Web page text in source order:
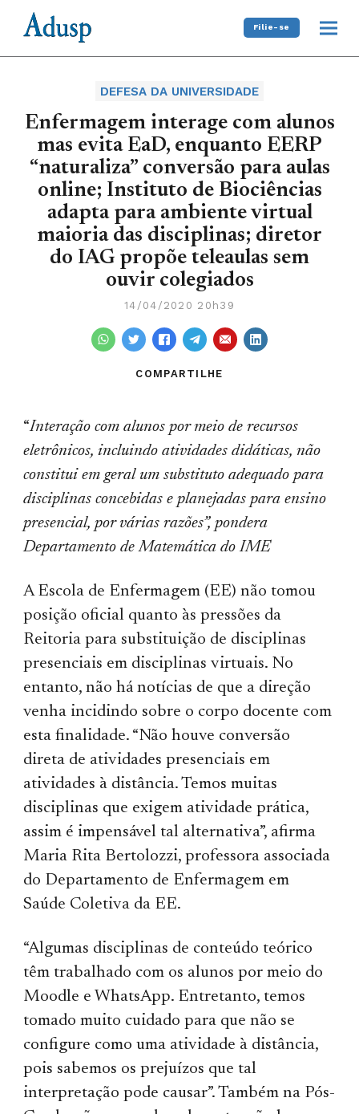
Filie-se
DEFESA DA UNIVERSIDADE
Enfermagem interage com alunos
mas evita EaD, enquanto EERP
“naturaliza” conversão para aulas
online; Instituto de Biociências
adapta para ambiente virtual
maioria das disciplinas; diretor
do IAG propõe teleaulas sem
ouvir colegiados
14/04/2020 20h39
COMPARTILHE
“Interação com alunos por meio de recursos
eletrônicos, incluindo atividades didáticas, não
constitui em geral um substituto adequado para
disciplinas concebidas e planejadas para ensino
presencial, por várias razões”, pondera
Departamento de Matemática do IME
A Escola de Enfermagem (EE) não tomou
posição oficial quanto às pressões da
Reitoria para substituição de disciplinas
presenciais em disciplinas virtuais. No
entanto, não há notícias de que a direção
venha incidindo sobre o corpo docente com
esta finalidade. “Não houve conversão
direta de atividades presenciais em
atividades à distância. Temos muitas
disciplinas que exigem atividade prática,
assim é impensável tal alternativa”, afirma
Maria Rita Bertolozzi, professora associada
do Departamento de Enfermagem em
Saúde Coletiva da EE.
“Algumas disciplinas de conteúdo teórico
têm trabalhado com os alunos por meio do
Moodle e WhatsApp. Entretanto, temos
tomado muito cuidado para que não se
configure como uma atividade à distância,
pois sabemos os prejuízos que tal
interpretação pode causar”. Também na Pós-